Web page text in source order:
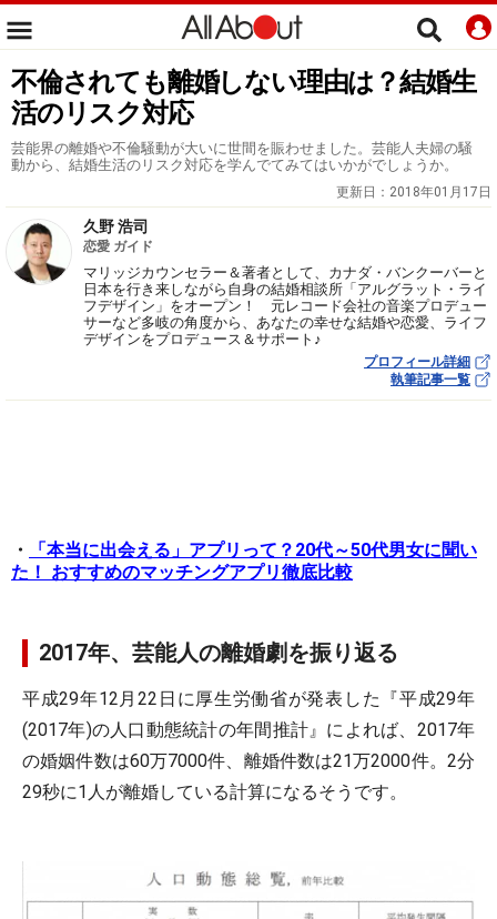
不倫されても離婚しない理由は？結婚生
活のリスク対応
芸能界の離婚や不倫騒動が大いに世間を賑わせました。芸能人夫婦の騒
動から、結婚生活のリスク対応を学んでてみてはいかがでしょうか。
更新日： 2018年01月17日
久野 浩司
恋愛 ガイド
マリッジカウンセラー＆著者として、カナダ・バンクーバーと
日本を行き来しながら自身の結婚相談所「アルグラット・ライ
フデザイン」をオープン！ 元レコード会社の音楽プロデュー
サーなど多岐の角度から、あなたの幸せな結婚や恋愛、ライフ
デザインをプロデュース＆サポート♪
プロフィール詳細
執筆記事一覧
・
「本当に出会える」アプリって？20代～50代男女に聞い
た！ おすすめのマッチングアプリ徹底比較
2017年、芸能人の離婚劇を振り返る
平成29年12月22日に厚生労働省が発表した『平成29年
(2017年)の人口動態統計の年間推計』によれば、2017年
の婚姻件数は60万7000件、離婚件数は21万2000件。2分
29秒に1人が離婚している計算になるそうです。